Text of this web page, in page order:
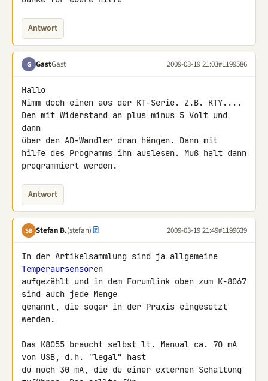
Antwort
G GastGast 2009-03-19 21:03#1199586
Hallo
Nimm doch einen aus der KT-Serie. Z.B. KTY....
Den mit Widerstand an plus minus 5 Volt und
dann
über den AD-Wandler dran hängen. Dann mit
hilfe des Programms ihn auslesen. Muß halt dann
programmiert werden.
Antwort
SB Stefan B.(stefan) 2009-03-19 21:49#1199639
Temperaursensoren
aufgezählt und in dem Forumlink oben zum K-8067
sind auch jede Menge
genannt, die sogar in der Praxis eingesetzt
werden.
Das K8055 braucht selbst lt. Manual ca. 70 mA
von USB, d.h. "legal" hast
du noch 30 mA, die du einer externen Schaltung